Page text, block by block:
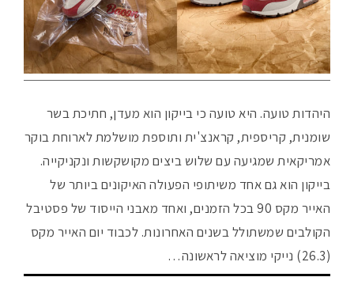
היהדות טועה. היא טועה כי בייקון הוא מעדן, חתיכת בשר
שומנית, קריספית, קראנצ'ית ותוספת מושלמת לארוחת בוקר
אמריקאית שמגיעה עם שלוש ביצים מקושקשות ונקניקייה.
בייקון הוא גם אחד משיתופי הפעולה האיקונים ביותר של
האייר מקס 90 בכל הזמנים, ואחד מאבני הייסוד של פסטיבל
הקולבים שמשתולל בשנים האחרונות. לכבוד יום האייר מקס
(26.3) נייקי מוציאה לראשונה…